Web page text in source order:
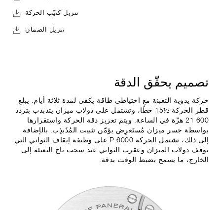
تنزيل كتيّب الحركة
تنزيل الضمان
تصميم يحقّق الدقة
حركة يدوية التعبئة مع احتياطي طاقة يكفي لمدة ثلاثة أيام. يبلغ
قطر الحركة ‎15½‎ خطًا، وتشتمل على دولاب ميزان يتذبذب بتردد
‎21 600 هزّة في الساعة. ويتم تعزيز دقة الحركة واستقرارها
بواسطة جسر ميزان مُستَعرِض يؤمّن تثبيت المُذَبذِب. بالإضافة
إلى ذلك، تشتمل الحركة P.6000 على وظيفة إيقاف الثواني التي
توقف دولاب الميزان وعقرب الثواني عند سحب تاج التعبئة إلى
الخارج، ما يسمح بضبط الوقت بدقة.